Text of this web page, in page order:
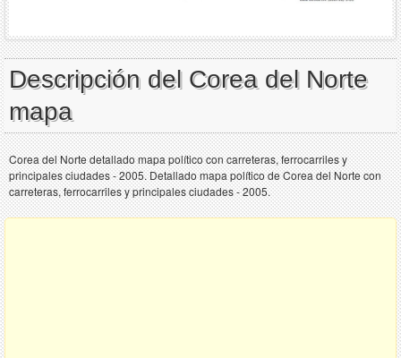
Descripción del Corea del Norte
mapa
Corea del Norte detallado mapa político con carreteras, ferrocarriles y
principales ciudades - 2005. Detallado mapa político de Corea del Norte con
carreteras, ferrocarriles y principales ciudades - 2005.